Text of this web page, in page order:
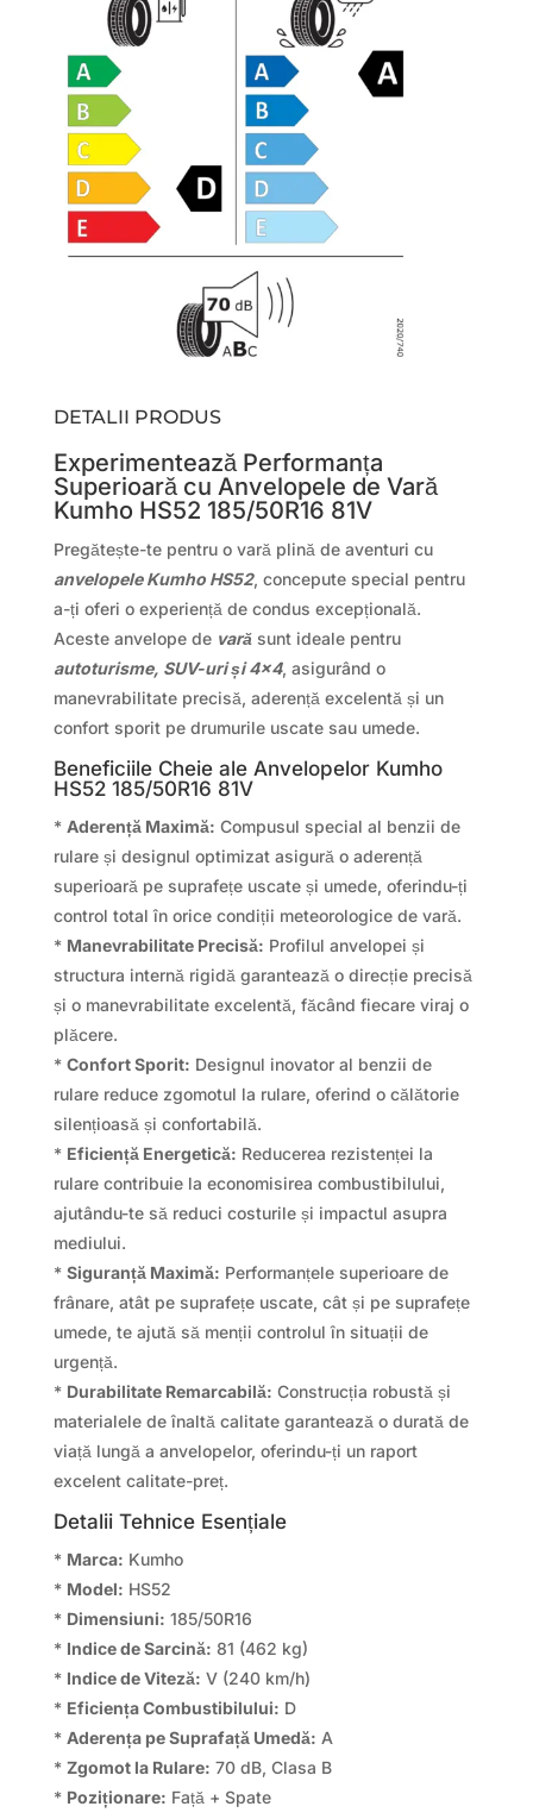
DETALII PRODUS
Experimentează Performanța
Superioară cu Anvelopele de Vară
Kumho HS52 185/50R16 81V
Pregătește-te pentru o vară plină de aventuri cu
anvelopele Kumho HS52, concepute special pentru
a-ți oferi o experiență de condus excepțională.
Aceste anvelope de varăsunt ideale pentru
autoturisme, SUV-uri și 4×4, asigurând o
manevrabilitate precisă, aderență excelentă și un
confort sporit pe drumurile uscate sau umede.
Beneficiile Cheie ale Anvelopelor Kumho
HS52 185/50R16 81V
* Aderență Maximă: Compusul special al benzii de
rulare și designul optimizat asigură o aderență
superioară pe suprafețe uscate și umede, oferindu-ți
control total în orice condiții meteorologice de vară.
* Manevrabilitate Precisă: Profilul anvelopei și
structura internă rigidă garantează o direcție precisă
și o manevrabilitate excelentă, făcând fiecare viraj o
plăcere.
* Confort Sporit: Designul inovator al benzii de
rulare reduce zgomotul la rulare, oferind o călătorie
silențioasă și confortabilă.
* Eficiență Energetică: Reducerea rezistenței la
rulare contribuie la economisirea combustibilului,
ajutându-te să reduci costurile și impactul asupra
mediului.
* Siguranță Maximă: Performanțele superioare de
frânare, atât pe suprafețe uscate, cât și pe suprafețe
umede, te ajută să menții controlul în situații de
urgență.
* Durabilitate Remarcabilă: Construcția robustă și
materialele de înaltă calitate garantează o durată de
viață lungă a anvelopelor, oferindu-ți un raport
excelent calitate-preț.
Detalii Tehnice Esențiale
* Marca: Kumho
* Model: HS52
* Dimensiuni: 185/50R16
* Indice de Sarcină: 81 (462 kg)
* Indice de Viteză: V (240 km/h)
* Eficiența Combustibilului: D
* Aderența pe Suprafață Umedă: A
* Zgomot la Rulare: 70 dB, Clasa B
* Poziționare: Față + Spate